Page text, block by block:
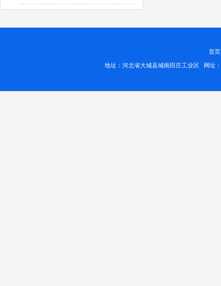
首页
地址：河北省大城县城南田庄工业区 网址